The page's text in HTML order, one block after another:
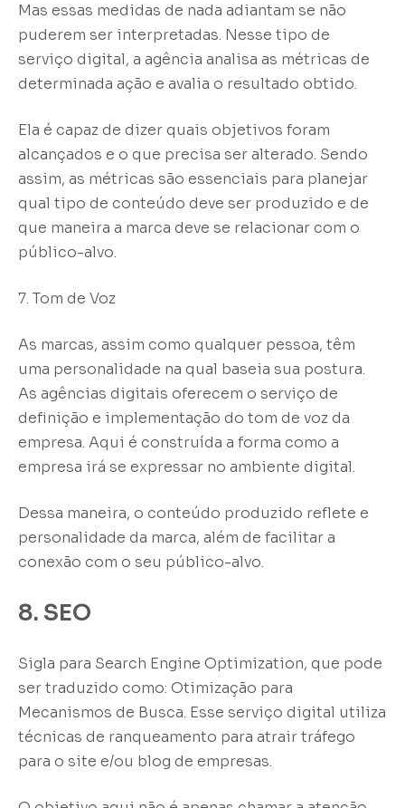
Mas essas medidas de nada adiantam se não
puderem ser interpretadas. Nesse tipo de
serviço digital, a agência analisa as métricas de
determinada ação e avalia o resultado obtido.
Ela é capaz de dizer quais objetivos foram
alcançados e o que precisa ser alterado. Sendo
assim, as métricas são essenciais para planejar
qual tipo de conteúdo deve ser produzido e de
que maneira a marca deve se relacionar com o
público-alvo.
7. Tom de Voz
As marcas, assim como qualquer pessoa, têm
uma personalidade na qual baseia sua postura.
As agências digitais oferecem o serviço de
definição e implementação do tom de voz da
empresa. Aqui é construída a forma como a
empresa irá se expressar no ambiente digital.
Dessa maneira, o conteúdo produzido reflete e
personalidade da marca, além de facilitar a
conexão com o seu público-alvo.
8. SEO
Sigla para Search Engine Optimization, que pode
ser traduzido como: Otimização para
Mecanismos de Busca. Esse serviço digital utiliza
técnicas de ranqueamento para atrair tráfego
para o site e/ou blog de empresas.